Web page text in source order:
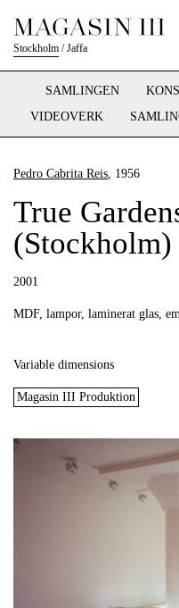
Stockholm /Jaffa
SAMLINGEN
VIDEOVERK
Pedro Cabrita Reis, 1956
True
(Stockholm)
2001
MDF, lampor, laminerat glas,
Variable dimensions
Magasin III Produktion